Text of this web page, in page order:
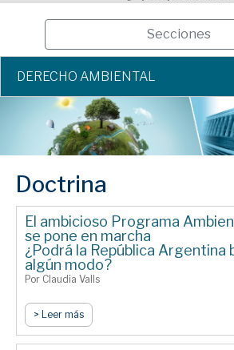
Secciones
DERECHO AMBIENTAL
Doctrina
El ambicioso Programa
se pone en marcha
¿Podrá la República Argentina
algún modo?
Por Claudia Valls
> Leer más